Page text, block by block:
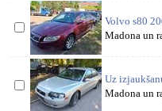
Volvo s80
Madona un
Uz
Madona un